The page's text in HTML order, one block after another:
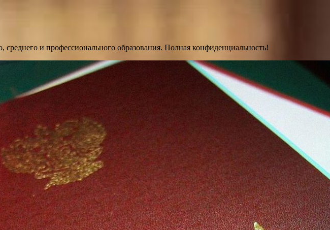
и профессионального образования. Полная конфиденциальность!